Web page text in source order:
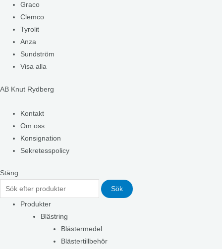
Graco
Clemco
Tyrolit
Anza
Sundström
Visa alla
AB Knut Rydberg
Kontakt
Om oss
Konsignation
Sekretesspolicy
Stäng
Sök
Produkter
Blästring
Blästermedel
Blästertillbehör